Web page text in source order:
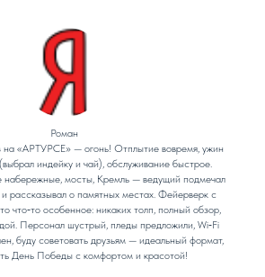
Роман
на «АРТУРСЕ» — огонь! Отплытие вовремя, ужин
индейку и чай), обслуживание быстрое.
набережные, мосты, Кремль — ведущий подмечал
рассказывал о памятных местах. Фейерверк с
что‑то особенное: никаких толп, полный обзор,
Персонал шустрый, пледы предложили, Wi‑Fi
буду советовать друзьям — идеальный формат,
День Победы с комфортом и красотой!